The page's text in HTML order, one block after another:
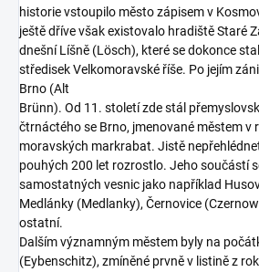
historie vstoupilo město zápisem v
ještě dříve však existovalo hradiště Staré
dnešní Líšně (Lösch), které se dokonce
středisek Velkomoravské říše. Po jejím
Brno (Alt
Brünn). Od 11. století zde stál
čtrnáctého se Brno, jmenované městem v
moravských markrabat. Jistě
pouhých 200 let rozrostlo. Jeho součástí
samostatných vesnic jako například
Medlánky (Medlanky), Černovice
ostatní.
Dalším významným městem byly na
(Eybenschitz), zmíněné prvně v listině z